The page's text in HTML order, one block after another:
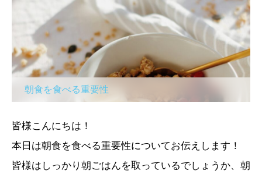
朝食を食べる重要性
皆様こんにちは！
本日は朝食を食べる重要性についてお伝えします！
皆様はしっかり朝ごはんを取っているでしょうか、朝